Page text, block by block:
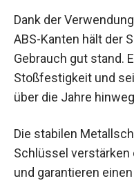
Dank der
ABS-Kanten hält der
Gebrauch gut stand.
Stoßfestigkeit und
über die Jahre
Die stabilen
Schlüssel verstärken
und garantieren